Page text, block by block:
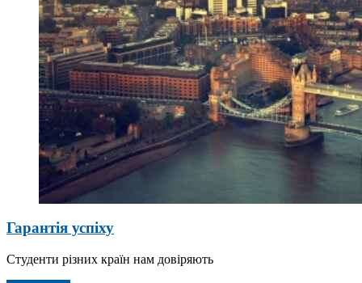
Гарантія успіху
Студенти різних країн нам довіряють